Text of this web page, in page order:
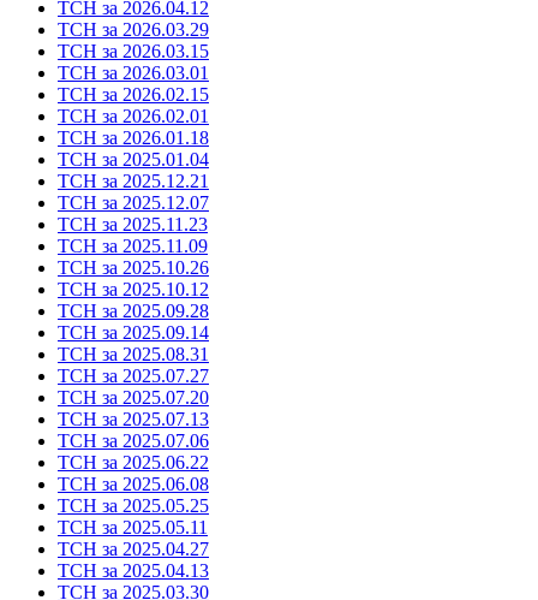
ТСН за 2026.04.12
ТСН за 2026.03.29
ТСН за 2026.03.15
ТСН за 2026.03.01
ТСН за 2026.02.15
ТСН за 2026.02.01
ТСН за 2026.01.18
ТСН за 2025.01.04
ТСН за 2025.12.21
ТСН за 2025.12.07
ТСН за 2025.11.23
ТСН за 2025.11.09
ТСН за 2025.10.26
ТСН за 2025.10.12
ТСН за 2025.09.28
ТСН за 2025.09.14
ТСН за 2025.08.31
ТСН за 2025.07.27
ТСН за 2025.07.20
ТСН за 2025.07.13
ТСН за 2025.07.06
ТСН за 2025.06.22
ТСН за 2025.06.08
ТСН за 2025.05.25
ТСН за 2025.05.11
ТСН за 2025.04.27
ТСН за 2025.04.13
ТСН за 2025.03.30